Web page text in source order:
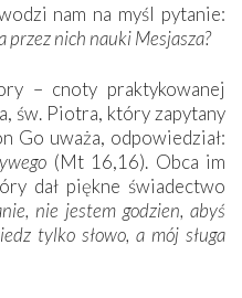
nam na myśl pytanie:
przez nich nauki Mesjasza?
– cnoty praktykowanej
św. Piotra, który zapytany
Go uważa, odpowiedział:
(Mt 16,16). Obca im
dał piękne świadectwo
nie jestem godzien, abyś
tylko słowo, a mój sługa